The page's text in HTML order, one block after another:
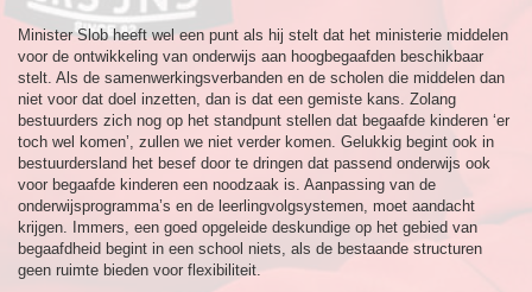
Minister Slob heeft wel een punt als hij stelt dat het ministerie middelen
voor de ontwikkeling van onderwijs aan hoogbegaafden beschikbaar
stelt. Als de samenwerkingsverbanden en de scholen die middelen dan
niet voor dat doel inzetten, dan is dat een gemiste kans. Zolang
bestuurders zich nog op het standpunt stellen dat begaafde kinderen ‘er
toch wel komen’, zullen we niet verder komen. Gelukkig begint ook in
bestuurdersland het besef door te dringen dat passend onderwijs ook
voor begaafde kinderen een noodzaak is. Aanpassing van de
onderwijsprogramma’s en de leerlingvolgsystemen, moet aandacht
krijgen. Immers, een goed opgeleide deskundige op het gebied van
begaafdheid begint in een school niets, als de bestaande structuren
geen ruimte bieden voor flexibiliteit.